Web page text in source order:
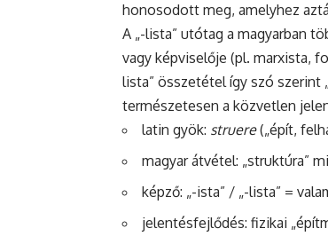
honosodott meg, amelyhez
A „-lista” utótag a magyarban
vagy képviselője (pl. marxista,
lista” összetétel így szó szerint
természetesen a közvetlen
latin gyök: struere(„épít,
magyar átvétel: „struktúra”
képző: „-ista” / „-lista” =
jelentésfejlődés: fizikai